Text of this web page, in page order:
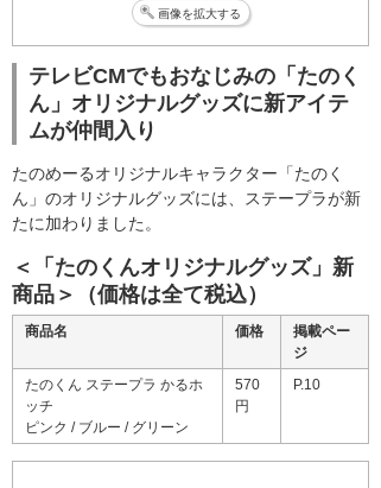
画像を拡大する
テレビCMでもおなじみの「たのく
ん」オリジナルグッズに新アイテ
ムが仲間入り
たのめーるオリジナルキャラクター「たのく
ん」のオリジナルグッズには、ステープラが新
たに加わりました。
＜「たのくんオリジナルグッズ」新
商品＞（価格は全て税込）
商品名 価格
掲載ペー
ジ
たのくん ステープラ かるホ
ッチ
ピンク / ブルー / グリーン
570
円
P.10